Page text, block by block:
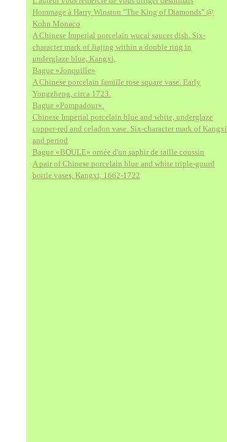
Hommage à Harry Winston "The King of Diamonds" @
Kohn Monaco
A Chinese Imperial porcelain wucai saucer dish. Six-
character mark of Jiajing within a double ring in
underglaze blue, Kangxi,
Bague «Jonquille»
A Chinese porcelain famille rose square vase. Early
Yongzheng, circa 1723.
Bague «Pompadour».
Chinese Imperial porcelain blue and white, underglaze
copper-red and celadon vase. Six-character mark of Kangxi
and period
Bague «BOULE» ornée d'un saphir de taille coussin
A pair of Chinese porcelain blue and white triple-gourd
bottle vases, Kangxi, 1662-1722